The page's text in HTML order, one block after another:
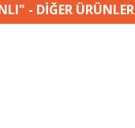
- DİĞER ÜRÜNLER